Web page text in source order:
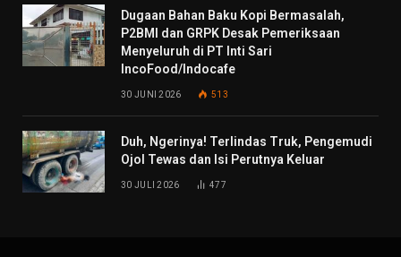
Dugaan Bahan Baku Kopi Bermasalah,
P2BMI dan GRPK Desak Pemeriksaan
Menyeluruh di PT Inti Sari
IncoFood/Indocafe
30 JUNI 2026 513
Duh, Ngerinya! Terlindas Truk, Pengemudi
Ojol Tewas dan Isi Perutnya Keluar
30 JULI 2026 477